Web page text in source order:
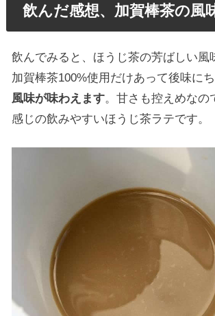
飲んだ感想、加賀棒茶の風
飲んでみると、ほうじ茶の芳ばしい風
加賀棒茶100%使用だけあって後味に
風味が味わえます。甘さも控えめなの
感じの飲みやすいほうじ茶ラテです。